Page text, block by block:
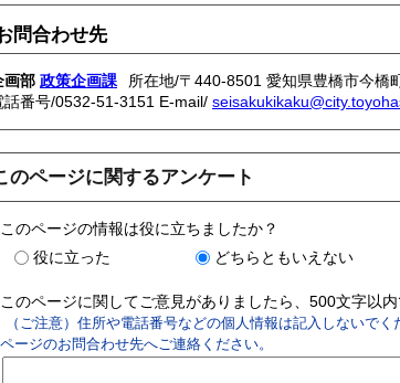
問合わせ先
画部 政策企画課
所在地/〒440-8501 愛知県豊橋市今橋
話番号/0532-51-3151 E-mail/
のページに関するアンケート
このページの情報は役に立ちましたか？
役に立った
どちらともいえない
このページに関してご意見がありましたら、500文字以
（ご注意）住所や電話番号などの個人情報は記入しないで
ページのお問合わせ先へご連絡ください。